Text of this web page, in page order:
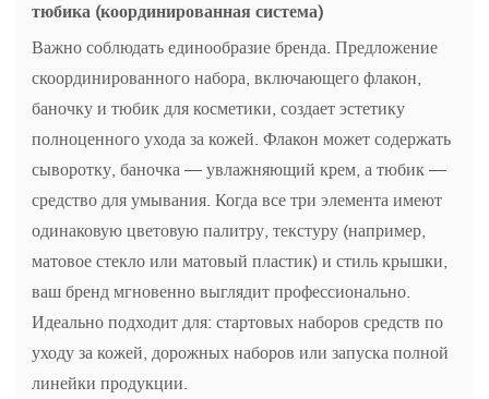
тюбика (координированная система)
Важно соблюдать единообразие бренда. Предложение
скоординированного набора, включающего флакон,
баночку и тюбик для косметики, создает эстетику
полноценного ухода за кожей. Флакон может содержать
сыворотку, баночка — увлажняющий крем, а тюбик —
средство для умывания. Когда все три элемента имеют
одинаковую цветовую палитру, текстуру (например,
матовое стекло или матовый пластик) и стиль крышки,
ваш бренд мгновенно выглядит профессионально.
Идеально подходит для: стартовых наборов средств по
уходу за кожей, дорожных наборов или запуска полной
линейки продукции.